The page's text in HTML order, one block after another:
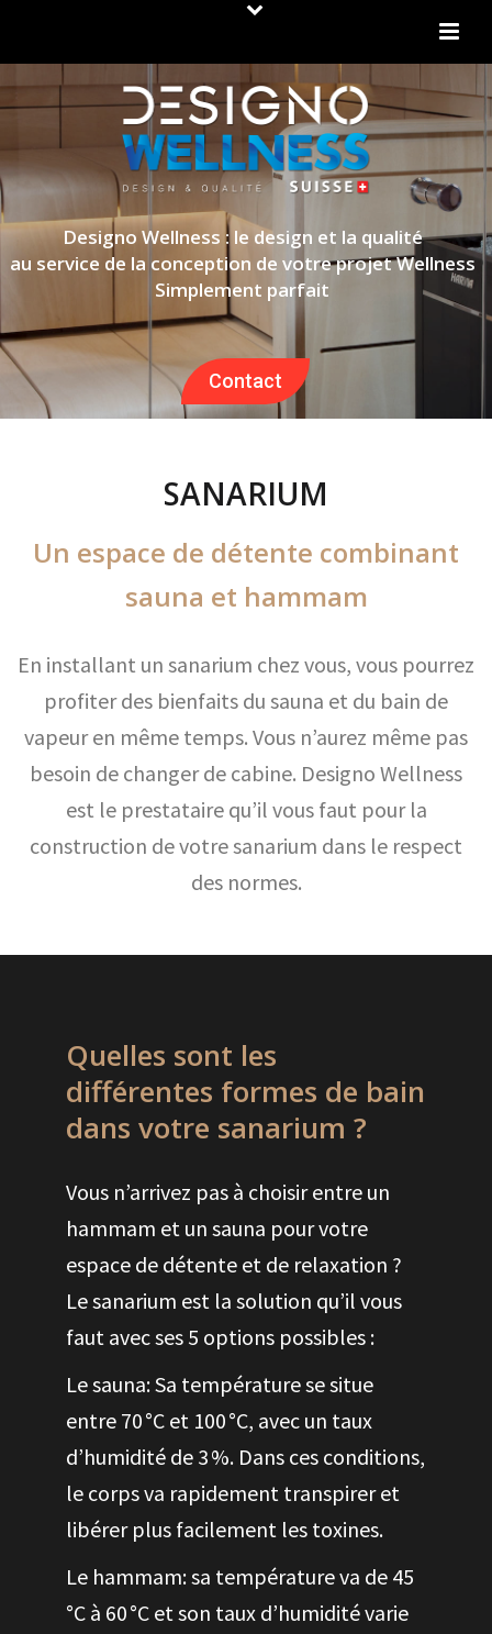
Designo Wellness : le design et la qualité
au service de la conception de votre projet Wellness
Simplement parfait
Contact
SANARIUM
Un espace de détente combinant
sauna et hammam
En installant un sanarium chez vous, vous pourrez
profiter des bienfaits du sauna et du bain de
vapeur en même temps. Vous n’aurez même pas
besoin de changer de cabine. Designo Wellness
est le prestataire qu’il vous faut pour la
construction de votre sanarium dans le respect
des normes.
Quelles sont les
différentes formes de bain
dans votre sanarium ?
Vous n’arrivez pas à choisir entre un
hammam et un sauna pour votre
espace de détente et de relaxation ?
Le sanarium est la solution qu’il vous
faut avec ses 5 options possibles :
Le sauna: Sa température se situe
entre 70 °C et 100 °C, avec un taux
d’humidité de 3 %. Dans ces conditions,
le corps va rapidement transpirer et
libérer plus facilement les toxines.
Le hammam: sa température va de 45
°C à 60 °C et son taux d’humidité varie